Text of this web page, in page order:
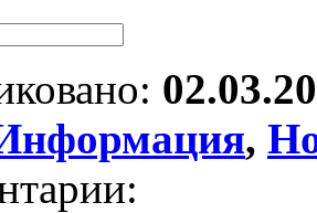
,